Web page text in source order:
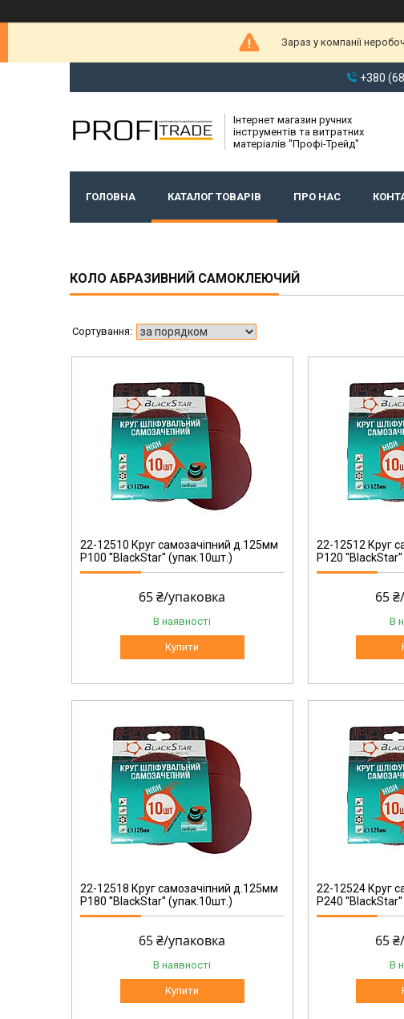
Зараз у компанії
+380
Інтернет магазин ручних
інструментів та витратних
матеріалів "Профі-Трейд"
ГОЛОВНА КАТАЛОГ ТОВАРІВ ПРО НАС
КОЛО АБРАЗИВНИЙ САМОКЛЕЮЧИЙ
22-12510 Круг самозачіпний д.125мм
Р100 ''BlackStar'' (упак.10шт.)
65 ₴/упаковка
В наявності
Купити
22-12512
22-12512 Круг
Р120
65
В
22-12518 Круг самозачіпний д.125мм
Р180 ''BlackStar'' (упак.10шт.)
65 ₴/упаковка
В наявності
Купити
22-12524
22-12524 Круг
Р240
65
В